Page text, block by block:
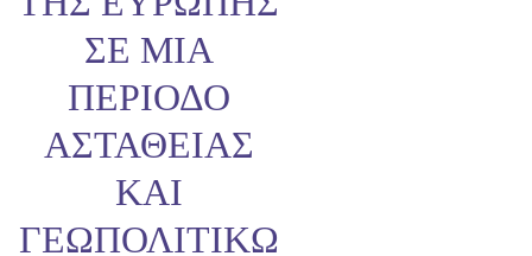
ΣΕ ΜΙΑ
ΠΕΡΊΟΔΟ
ΑΣΤΆΘΕΙΑΣ
ΚΑΙ
ΓΕΩΠΟΛΙΤΙΚΏ